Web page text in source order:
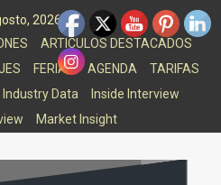
2026
ARTICULOS DESTACADOS
FERIAS AGENDA
TARIFAS
Industry Data
Inside Interview
Market Insight